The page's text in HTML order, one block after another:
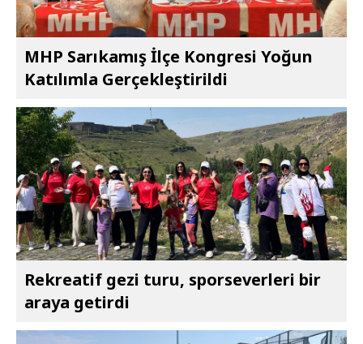
MHP Sarıkamış İlçe Kongresi Yoğun
Katılımla Gerçekleştirildi
Rekreatif gezi turu, sporseverleri bir
araya getirdi